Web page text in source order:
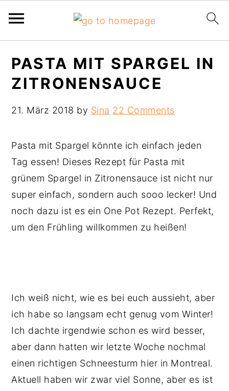
primary
main
primary
PASTA MIT SPARGEL IN
ZITRONENSAUCE
21. März 2018 by Sina 22 Comments
Pasta mit Spargel könnte ich einfach jeden
Tag essen! Dieses Rezept für Pasta mit
grünem Spargel in Zitronensauce ist nicht nur
super einfach, sondern auch sooo lecker! Und
noch dazu ist es ein One Pot Rezept. Perfekt,
um den Frühling willkommen zu heißen!
Ich weiß nicht, wie es bei euch aussieht, aber
ich habe so langsam echt genug vom Winter!
Ich dachte irgendwie schon es wird besser,
aber dann hatten wir letzte Woche nochmal
einen richtigen Schneesturm hier in Montreal.
Aktuell haben wir zwar viel Sonne, aber es ist